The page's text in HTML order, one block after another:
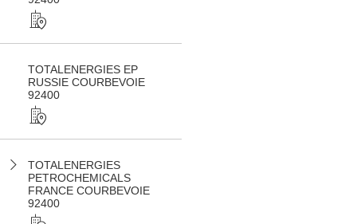
TOTALENERGIES EP
RUSSIE COURBEVOIE
92400
TOTALENERGIES
PETROCHEMICALS
FRANCE COURBEVOIE
92400